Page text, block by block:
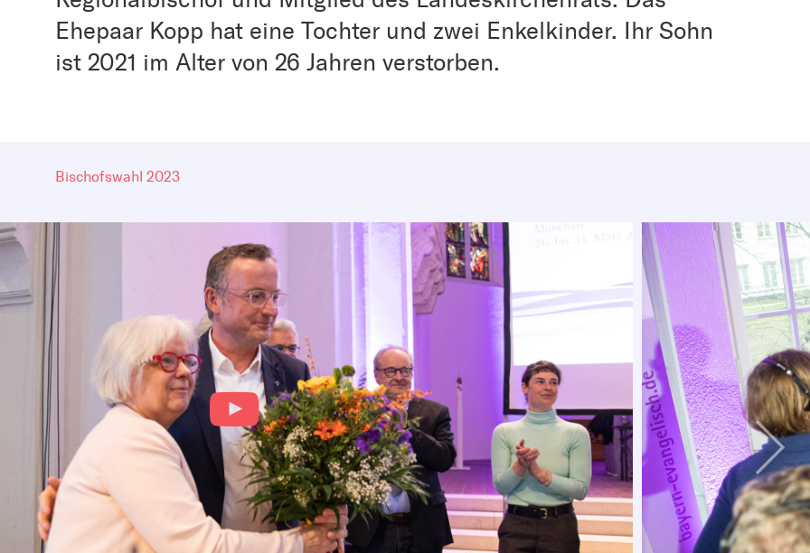
Ehepaar Kopp hat eine Tochter und zwei Enkelkinder. Ihr Sohn
ist 2021 im Alter von 26 Jahren verstorben.
Bischofswahl 2023
Weiter